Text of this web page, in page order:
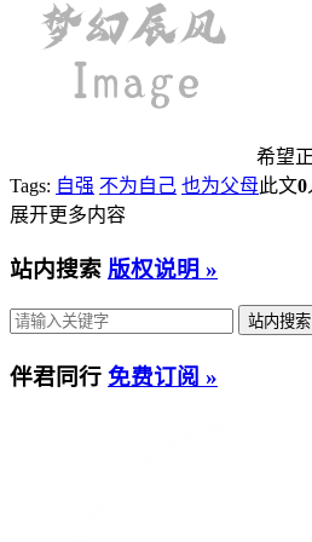
希望
Tags: 自强 不为自己 也为父母此文0
展开更多内容
站内搜索 版权说明 »
伴君同行 免费订阅 »